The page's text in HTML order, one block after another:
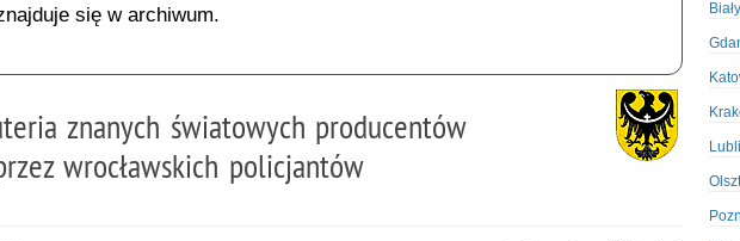
się w archiwum.
znanych światowych producentów
wrocławskich policjantów